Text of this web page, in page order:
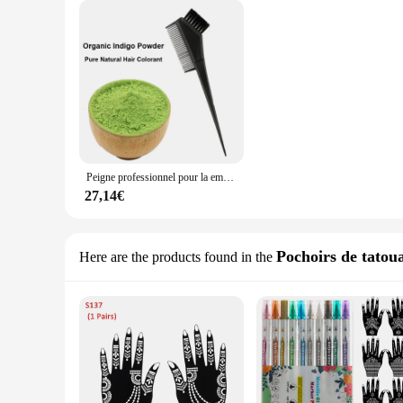
Peigne professionnel pour la embaudes cheveux, plantes naturelles indiennes, poudre indigo, peut être utilisé avec de la poudre de henné, pour couvrir les cheveux blancs
27,14€
Here are the products found in the Pochoirs de